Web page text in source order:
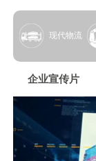
现代物流
企业宣传片